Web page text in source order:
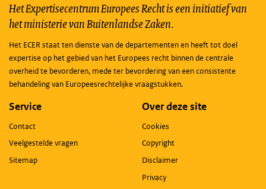
Het Expertisecentrum Europees Recht is een initiatief van
het ministerie van Buitenlandse Zaken.
Het ECER staat ten dienste van de departementen en heeft tot doel
expertise op het gebied van het Europees recht binnen de centrale
overheid te bevorderen, mede ter bevordering van een consistente
behandeling van Europeesrechtelijke vraagstukken.
Service
Contact
Veelgestelde vragen
Sitemap
Over deze site
Cookies
Copyright
Disclaimer
Privacy